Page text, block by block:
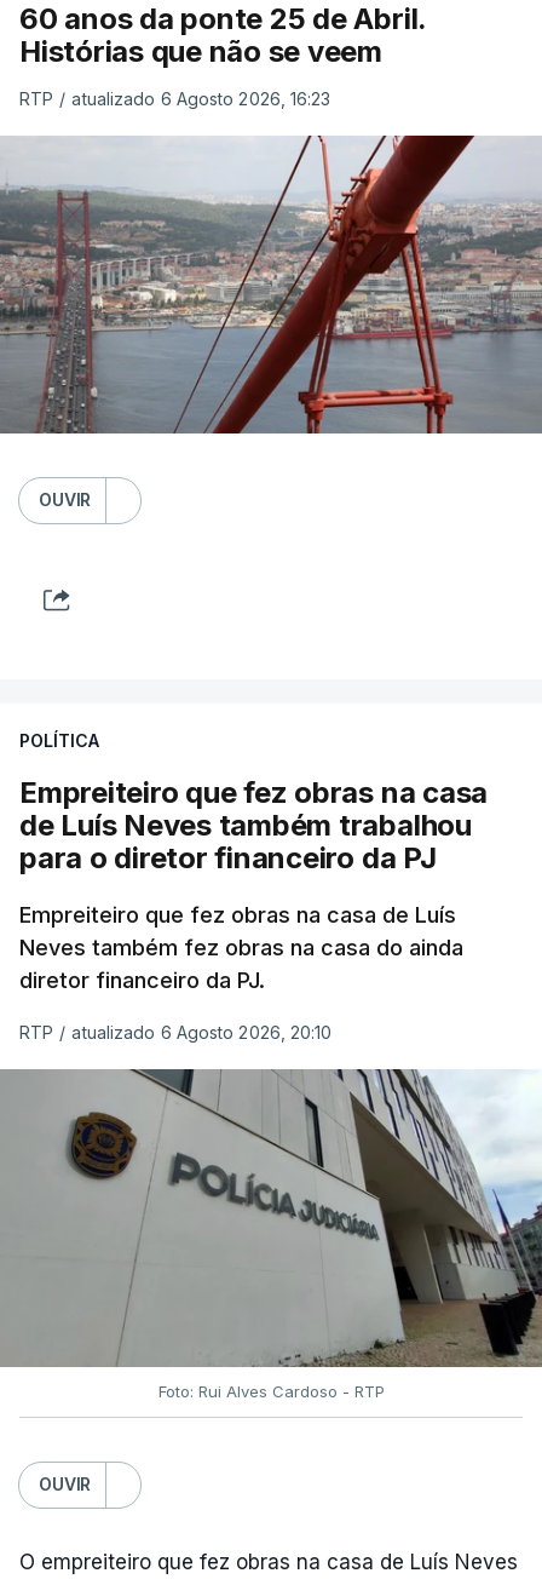
60 anos da ponte 25 de Abril.
Histórias que não se veem
RTP / atualizado 6 Agosto 2026, 16:23
OUVIR
POLÍTICA
Empreiteiro que fez obras na casa
de Luís Neves também trabalhou
para o diretor financeiro da PJ
Empreiteiro que fez obras na casa de Luís
Neves também fez obras na casa do ainda
diretor financeiro da PJ.
RTP / atualizado 6 Agosto 2026, 20:10
Foto: Rui Alves Cardoso - RTP
OUVIR
O empreiteiro que fez obras na casa de Luís Neves